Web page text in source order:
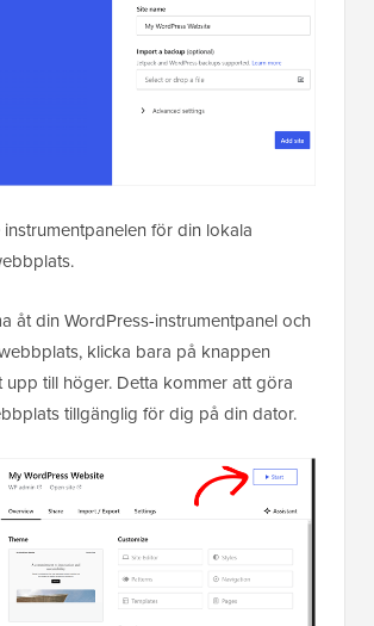
för din lokala
åt din WordPress-instrumentpanel och
klicka bara på knappen
upp till höger. Detta kommer att göra
tillgänglig för dig på din dator.